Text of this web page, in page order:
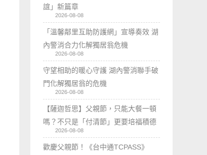
誼」新篇章
2026-08-08
「溫馨鄰里互助防護網」宣導奏效 湖
內警消合力化解獨居翁危機
2026-08-08
守望相助的暖心守護 湖內警消聯手破
門化解獨居翁的危機
2026-08-08
【薩迦哲思】父親節，只能大餐一頓
嗎？不只是「付清節」更要培福積德
2026-08-08
歡慶父親節！《台中通TCPASS》